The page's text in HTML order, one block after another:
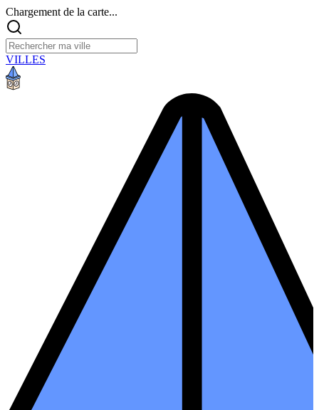
Chargement de la carte...
VILLES